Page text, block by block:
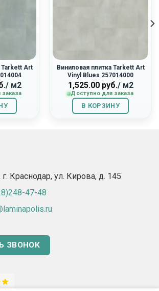
Tarkett Art
/ м2
Виниловая плитка Tarkett Art
Vinyl Blues 257014000
«Windsor»
1,525.00руб./ м2
Доступно для заказа
В КОРЗИНУ
Краснодар, ул. Кирова, д. 145​
47-48
ЗВОНОК